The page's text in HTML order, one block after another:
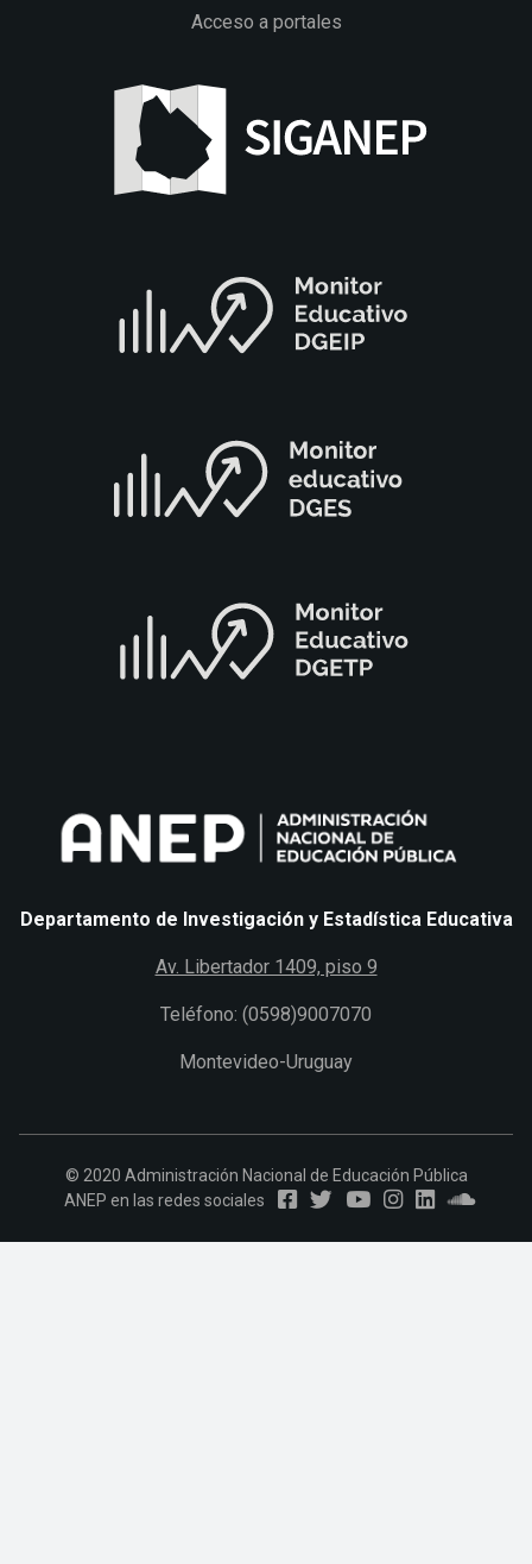
Acceso a portales
Departamento de Investigación y Estadística Educativa
Av. Libertador 1409, piso 9
Teléfono: (0598)9007070
Montevideo-Uruguay
© 2020 Administración Nacional de Educación Pública
ANEP en las redes sociales